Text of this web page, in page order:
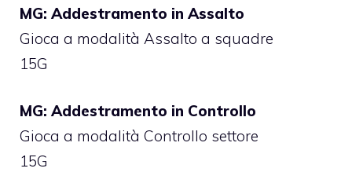
MG: Addestramento in Assalto
Gioca a modalità Assalto a squadre
15G
MG: Addestramento in Controllo
Gioca a modalità Controllo settore
15G